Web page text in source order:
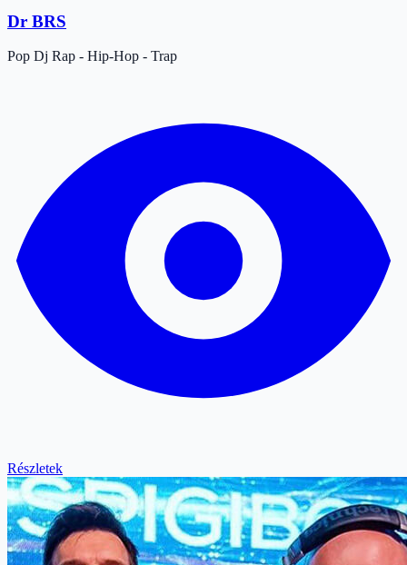
Dr BRS
Pop Dj Rap - Hip-Hop - Trap
Részletek